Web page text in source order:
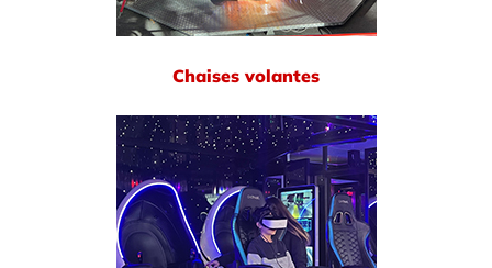
Chaises volantes